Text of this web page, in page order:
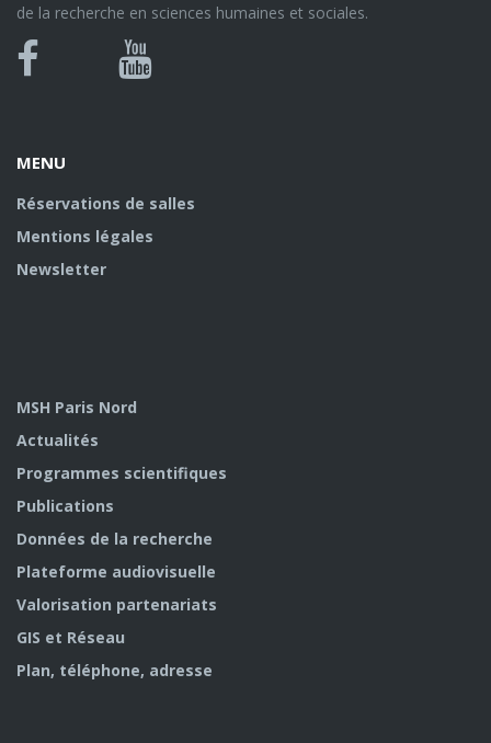
de la recherche en sciences humaines et sociales.
Bluesky
Canal
MENU
Réservations de salles
Mentions légales
Newsletter
MSH Paris Nord
Actualités
Programmes scientifiques
Publications
Données de la recherche
Plateforme audiovisuelle
Valorisation partenariats
GIS et Réseau
Plan, téléphone, adresse